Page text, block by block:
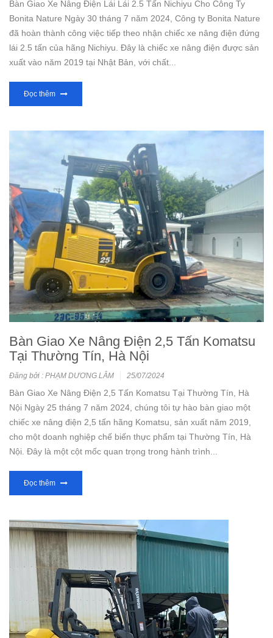
Bàn Giao Xe Nâng Điện Lái Lái 2.5 Tấn Nichiyu Cho Công Ty
Bonita Nature Ngày 30 tháng 7 năm 2024, Công ty Bonita Nature
đã hoàn thành công việc tiếp theo nhận chiếc xe nâng điện đứng
lái 2.5 tấn của hãng Nichiyu. Đây là chiếc xe nâng điện được sản
xuất vào năm 2019 tại Nhật Bản, với chất...
Đọc thêm
Bàn Giao Xe Nâng Điện 2,5 Tấn Komatsu
Tại Thường Tín, Hà Nội
Đăng bởi : PHẠM DƯƠNG LÂM 25/07/2024
Bàn Giao Xe Nâng Điện 2,5 Tấn Komatsu Tại Thường Tín, Hà
Nội Ngày 25 tháng 7 năm 2024, chúng tôi tự hào bàn giao một
chiếc xe nâng điện 2,5 tấn hãng Komatsu, sản xuất năm 2019,
cho một doanh nghiệp chế biến thực phẩm tại Thường Tín, Hà
Nội. Đây là một cột mốc quan trọng trong hành trình...
Đọc thêm